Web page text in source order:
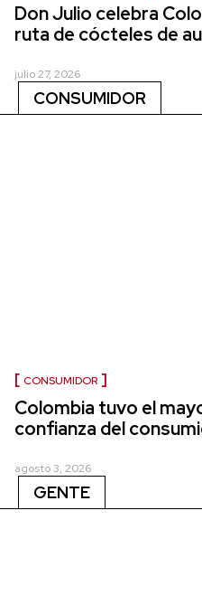
Don Julio celebra
ruta de cócteles de
julio 27, 2026
CONSUMIDOR
CONSUMIDOR
Colombia tuvo el
confianza del
agosto 3, 2026
GENTE